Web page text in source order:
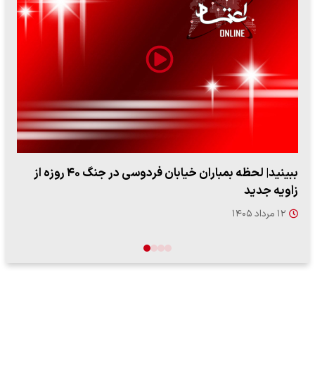
ببینید| ویدئویی جدید از لحظه زلزله ۷.۱ ریشتری
"کوماموتو" ژاپن ۹ روز…
۱۶ مرداد ۱۴۰۵